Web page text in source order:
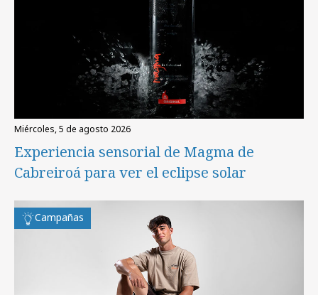
miércoles, 5 de agosto 2026
Experiencia sensorial de Magma de
Cabreiroá para ver el eclipse solar
Campañas